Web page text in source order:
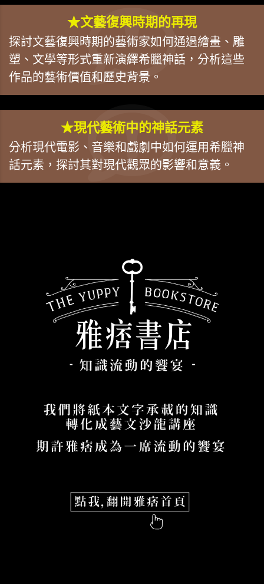
★文藝復興時期的再現
探討文藝復興時期的藝術家如何通過繪畫、雕
塑、文學等形式重新演繹希臘神話，分析這些
作品的藝術價值和歷史背景。
★現代藝術中的神話元素
分析現代電影、音樂和戲劇中如何運用希臘神
話元素，探討其對現代觀眾的影響和意義。